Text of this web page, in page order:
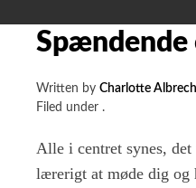
Written by Charlotte
Filed under .
Alle i centret synes,
lærerigt at møde dig og